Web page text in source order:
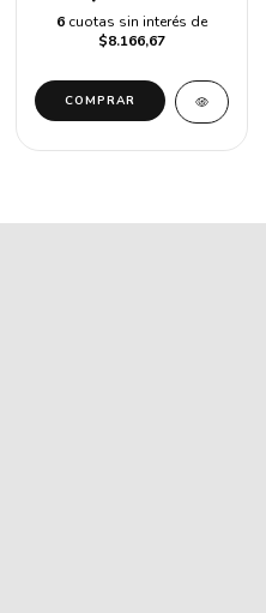
6 cuotas sin interés de
$8.166,67